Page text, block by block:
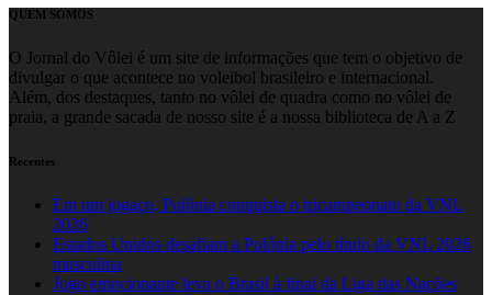
QUEM SOMOS
O Jornal do Vôlei é um site de informações que tem o objetivo de
divulgar o que acontece no voleibol brasileiro e internacional.
Além, dos destaques, tanto no vôlei de quadra como no vôlei de
praia, a grande sacada de nosso site é a nossa biblioteca de A a Z
Recentes
Em um jogaço, Polônia conquista o tricampeonato da VNL
2026
Estados Unidos desafiam a Polônia pelo título da VNL 2026
masculina
Jogo emocionante leva o Brasil à final da Liga das Nações